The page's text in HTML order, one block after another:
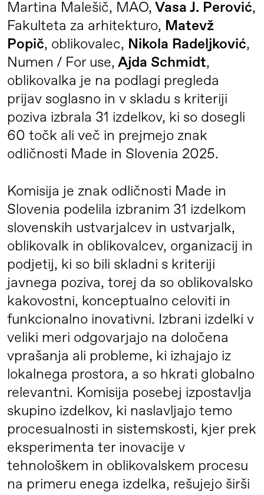
Martina Malešič, MAO, Vasa J. Perović,
Fakulteta za arhitekturo, Matevž
Popič, oblikovalec, Nikola Radeljković,
Numen / For use, Ajda Schmidt,
oblikovalka je na podlagi pregleda
prijav soglasno in v skladu s kriteriji
poziva izbrala 31 izdelkov, ki so dosegli
60 točk ali več in prejmejo znak
odličnosti Made in Slovenia 2025.
Komisija je znak odličnosti Made in
Slovenia podelila izbranim 31 izdelkom
slovenskih ustvarjalcev in ustvarjalk,
oblikovalk in oblikovalcev, organizacij in
podjetij, ki so bili skladni s kriteriji
javnega poziva, torej da so oblikovalsko
kakovostni, konceptualno celoviti in
funkcionalno inovativni. Izbrani izdelki v
veliki meri odgovarjajo na določena
vprašanja ali probleme, ki izhajajo iz
lokalnega prostora, a so hkrati globalno
relevantni. Komisija posebej izpostavlja
skupino izdelkov, ki naslavljajo temo
procesualnosti in sistemskosti, kjer prek
eksperimenta ter inovacije v
tehnološkem in oblikovalskem procesu
na primeru enega izdelka, rešujejo širši